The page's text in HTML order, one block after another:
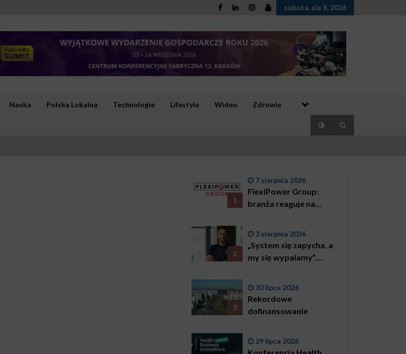
sobota, sie 8, 2026
Nauka Polska Lokalna Technologie Lifestyle Wideo Zdrowie
1
7 sierpnia 2026
FlexiPower Group:
branża reaguje na
2
3 sierpnia 2026
„System się zapycha, a
my się wypalamy”.
Bączkowski, mówi
wprost: problemem są
3
30 lipca 2026
Rekordowe
dofinansowanie
29 lipca 2026